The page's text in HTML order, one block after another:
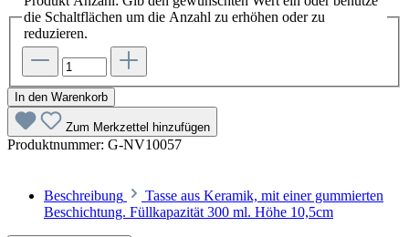
die Schaltflächen um die Anzahl zu erhöhen oder zu
reduzieren.
In den Warenkorb
Zum Merkzettel hinzufügen
Produktnummer: G-NV10057
Beschreibung
Tasse aus Keramik, mit einer gummierten
Beschichtung. Füllkapazität 300 ml. Höhe 10,5cm